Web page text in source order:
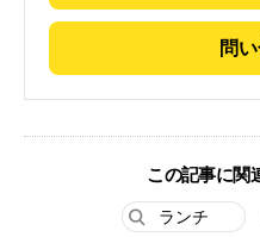
問
この記事に関
ランチ